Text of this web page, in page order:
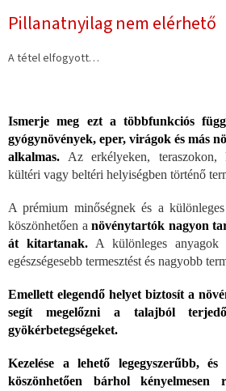
Pillanatnyilag nem elérhető
A tétel elfogyott…
Ismerje meg ezt a többfunkciós
gyógynövények, eper, virágok és más
alkalmas. Az erkélyeken, teraszokon,
kültéri vagy beltéri helyiségben történő
A prémium minőségnek és a
köszönhetően anövénytartók nagyon
át kitartanak.A különleges anyagok
egészségesebb termesztést és nagyobb
Emellett elegendő helyet biztosít a
segít megelőzni a talajból
gyökérbetegségeket.
Kezelése a lehető legegyszerűbb,
köszönhetően bárhol kényelmesen